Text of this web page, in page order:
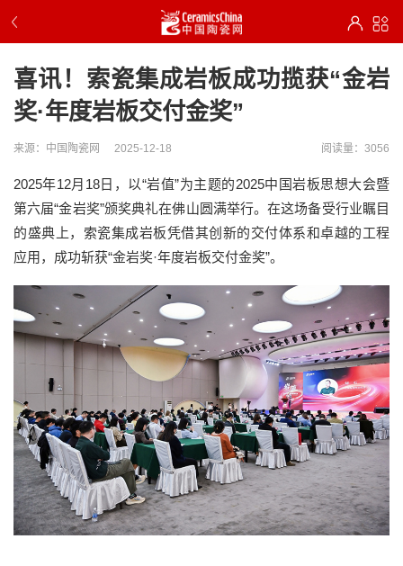
喜讯！索瓷集成岩板成功揽获“金岩
奖·年度岩板交付金奖”
来源：中国陶瓷网 2025-12-18 阅读量：3056
2025年12月18日，以“岩值”为主题的2025中国岩板思想大会暨
第六届“金岩奖”颁奖典礼在佛山圆满举行。在这场备受行业瞩目
的盛典上，索瓷集成岩板凭借其创新的交付体系和卓越的工程
应用，成功斩获“金岩奖·年度岩板交付金奖”。